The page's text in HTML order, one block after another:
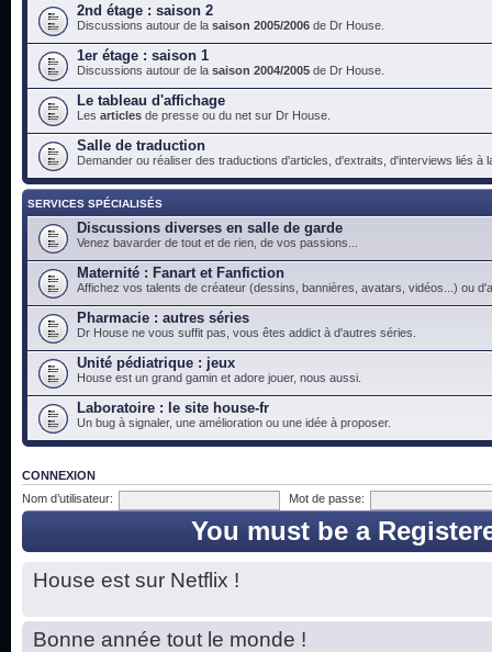
2nd étage : saison 2
Discussions autour de la saison 2005/2006 de Dr House.
1er étage : saison 1
Discussions autour de la saison 2004/2005 de Dr House.
Le tableau d'affichage
Les articles de presse ou du net sur Dr House.
Salle de traduction
Demander ou réaliser des traductions d'articles, d'extraits, d'interviews liés à
SERVICES SPÉCIALISÉS
Discussions diverses en salle de garde
Venez bavarder de tout et de rien, de vos passions...
Maternité : Fanart et Fanfiction
Affichez vos talents de créateur (dessins, bannières, avatars, vidéos...) ou
Pharmacie : autres séries
Dr House ne vous suffit pas, vous êtes addict à d'autres séries.
Unité pédiatrique : jeux
House est un grand gamin et adore jouer, nous aussi.
Laboratoire : le site house-fr
Un bug à signaler, une amélioration ou une idée à proposer.
CONNEXION
Nom d’utilisateur:
Mot de passe:
You must be a
House est sur Netflix !
Bonne année tout le monde !